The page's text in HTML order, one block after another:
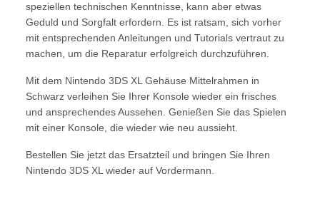
speziellen technischen Kenntnisse, kann aber etwas
Geduld und Sorgfalt erfordern. Es ist ratsam, sich vorher
mit entsprechenden Anleitungen und Tutorials vertraut zu
machen, um die Reparatur erfolgreich durchzuführen.
Mit dem Nintendo 3DS XL Gehäuse Mittelrahmen in
Schwarz verleihen Sie Ihrer Konsole wieder ein frisches
und ansprechendes Aussehen. Genießen Sie das Spielen
mit einer Konsole, die wieder wie neu aussieht.
Bestellen Sie jetzt das Ersatzteil und bringen Sie Ihren
Nintendo 3DS XL wieder auf Vordermann.